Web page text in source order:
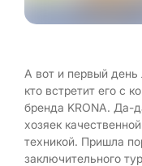
А вот и первый день
кто встретит его с
бренда KRONA. Да-
хозяек
техникой. Пришла
заключительного